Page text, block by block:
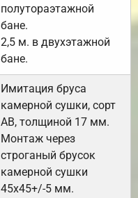
полутораэтажной
бане.
2,5 м. в двухэтажной
бане.
Имитация бруса
камерной сушки, сорт
АВ, толщиной 17 мм.
Монтаж через
строганый брусок
камерной сушки
45х45+/-5 мм.